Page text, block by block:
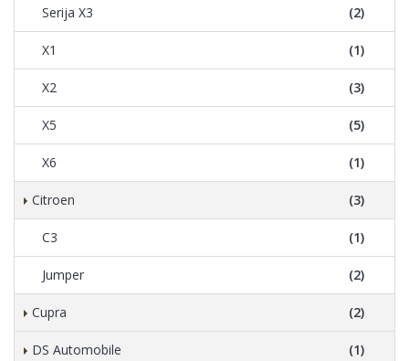
Serija X3 (2)
X1 (1)
X2 (3)
X5 (5)
X6 (1)
Citroen (3)
C3 (1)
Jumper (2)
Cupra (2)
DS Automobile (1)